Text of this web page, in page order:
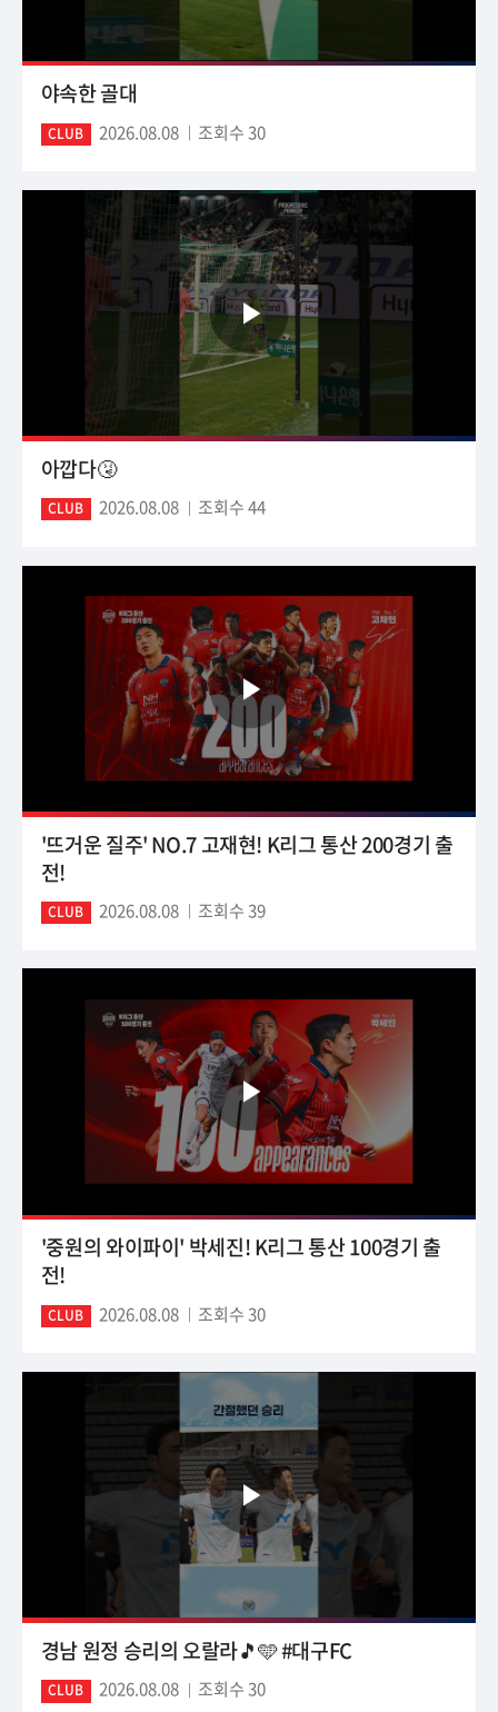
야속한 골대
CLUB 2026.08.08 조회수 30
아깝다🤧
CLUB 2026.08.08 조회수 44
'뜨거운 질주' NO.7 고재현! K리그 통산 200경기 출
전!
CLUB 2026.08.08 조회수 39
'중원의 와이파이' 박세진! K리그 통산 100경기 출
전!
CLUB 2026.08.08 조회수 30
경남 원정 승리의 오랄라🎵🩵 #대구FC
CLUB 2026.08.08 조회수 30